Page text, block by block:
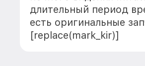
длительный период
есть оригинальные
[replace(mark_kir)]